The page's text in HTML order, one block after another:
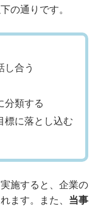
の通りです。
し合う
分類する
標に落とし込む
施すると、企業の
ます。また、 当事